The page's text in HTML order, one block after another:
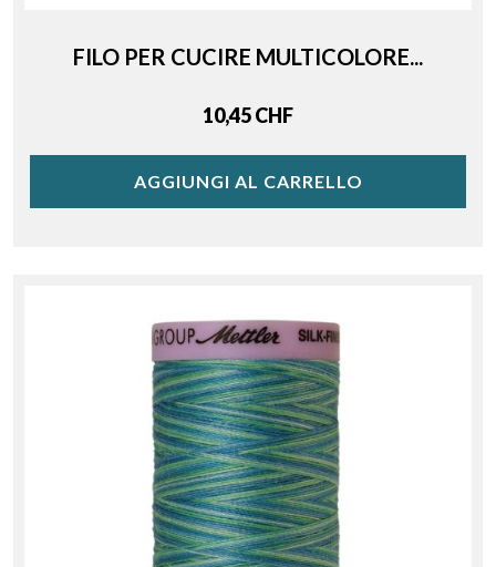
FILO PER CUCIRE MULTICOLORE...
Price
10,45 CHF
AGGIUNGI AL CARRELLO